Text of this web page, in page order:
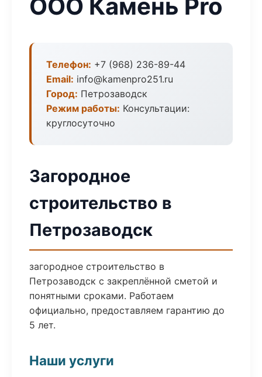
ООО Камень Pro
Телефон: +7 (968) 236-89-44
Email: info@kamenpro251.ru
Город: Петрозаводск
Режим работы: Консультации:
круглосуточно
Загородное
строительство в
Петрозаводск
загородное строительство в
Петрозаводск с закреплённой сметой и
понятными сроками. Работаем
официально, предоставляем гарантию до
5 лет.
Наши услуги